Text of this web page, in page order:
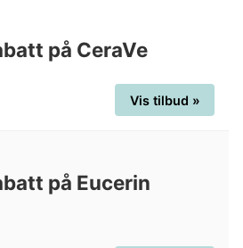
på CeraVe
Vis tilbud »
på Eucerin